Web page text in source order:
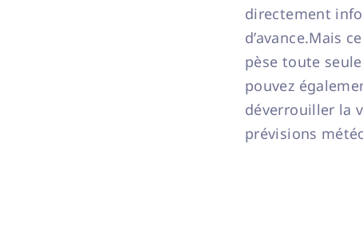
directement
d’avance.Mais
pèse toute
pouvez
déverrouiller la
prévisions